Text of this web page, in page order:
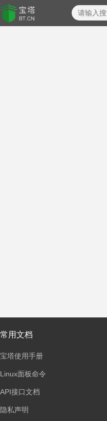
常用文档
宝塔使用手册
Linux面板命令
API接口文档
隐私声明